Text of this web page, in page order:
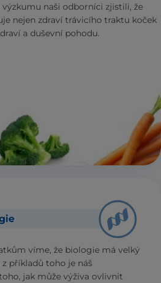
naši odborníci zjistili, že
nejen zdraví trávicího traktu koček
a duševní pohodu.
víme, že biologie má velký
příkladů toho je náš
jak může výživa ovlivnit